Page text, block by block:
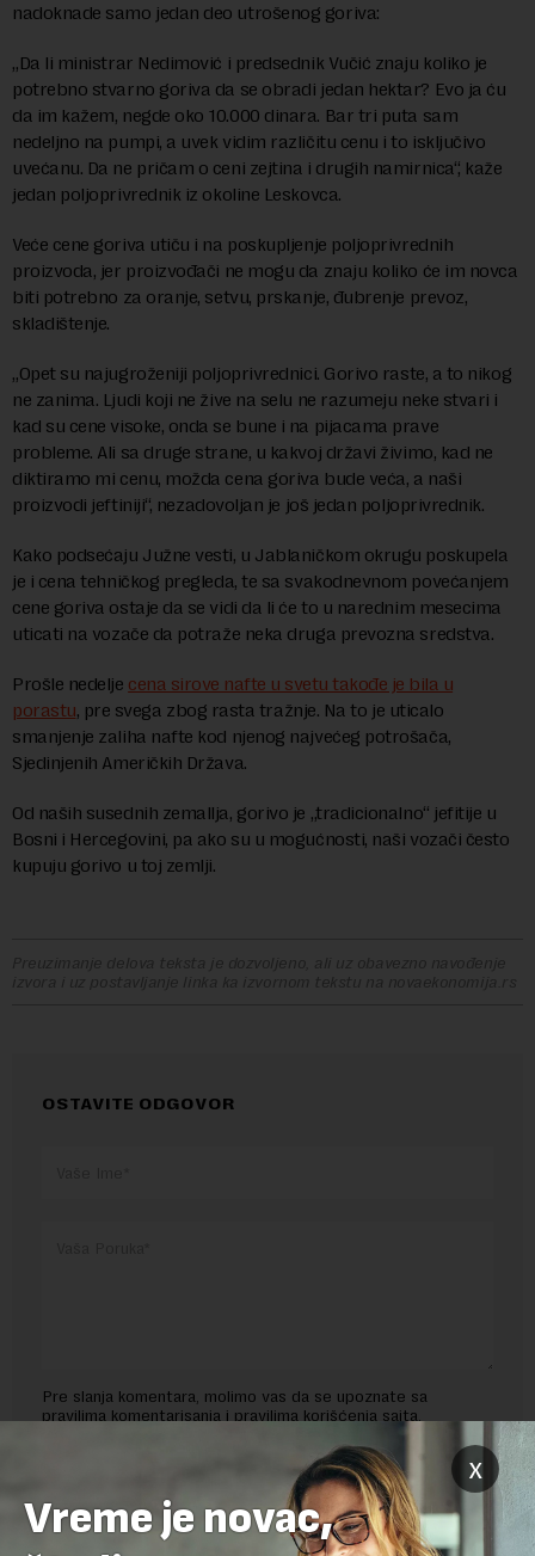
nadoknade samo jedan deo utrošenog goriva:
„Da li ministrar Nedimović i predsednik Vučić znaju koliko je
potrebno stvarno goriva da se obradi jedan hektar? Evo ja ću
da im kažem, negde oko 10.000 dinara. Bar tri puta sam
nedeljno na pumpi, a uvek vidim različitu cenu i to isključivo
uvećanu. Da ne pričam o ceni zejtina i drugih namirnica“, kaže
jedan poljoprivrednik iz okoline Leskovca.
Veće cene goriva utiču i na poskupljenje poljoprivrednih
proizvoda, jer proizvođači ne mogu da znaju koliko će im novca
biti potrebno za oranje, setvu, prskanje, đubrenje prevoz,
skladištenje.
„Opet su najugroženiji poljoprivrednici. Gorivo raste, a to nikog
ne zanima. Ljudi koji ne žive na selu ne razumeju neke stvari i
kad su cene visoke, onda se bune i na pijacama prave
probleme. Ali sa druge strane, u kakvoj državi živimo, kad ne
diktiramo mi cenu, možda cena goriva bude veća, a naši
proizvodi jeftiniji“, nezadovoljan je još jedan poljoprivrednik.
Kako podsećaju Južne vesti, u Jablaničkom okrugu poskupela
je i cena tehničkog pregleda, te sa svakodnevnom povećanjem
cene goriva ostaje da se vidi da li će to u narednim mesecima
uticati na vozače da potraže neka druga prevozna sredstva.
Prošle nedelje cena sirove nafte u svetu takođe je bila u
porastu, pre svega zbog rasta tražnje. Na to je uticalo
smanjenje zaliha nafte kod njenog najvećeg potrošača,
Sjedinjenih Američkih Država.
Od naših susednih zemallja, gorivo je „tradicionalno“ jefitije u
Bosni i Hercegovini, pa ako su u mogućnosti, naši vozači često
kupuju gorivo u toj zemlji.
Preuzimanje delova teksta je dozvoljeno, ali uz obavezno navođenje
izvora i uz postavljanje linka ka izvornom tekstu na novaekonomija.rs
OSTAVITE ODGOVOR
Pre slanja komentara, molimo vas da se upoznate sa
pravilima komentarisanja i pravilima korišćenja sajta.
Sajt je zaštićen pomocu reCaptcha i Google.Google Politika
Google Uslovi Korišćenjasu primenjeni. x
Vreme je novac,